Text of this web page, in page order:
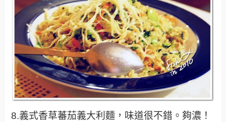
8.義式香草蕃茄義大利麵，味道很不錯。夠濃！